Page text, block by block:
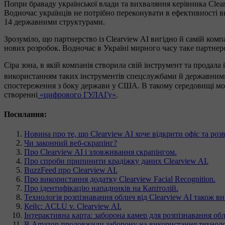
Попри браваду української влади та вихваляння керівника
Водночас українців не потрібно переконувати в
14 державними структурами.
Зрозуміло, що партнерство із Clearview AI вигідно й самій
нових розробок. Водночас в Україні мирного часу таке
Сіра зона, в якій компанія створила свій інструмент та
використанням таких інструментів спецслужбами й
спостереження з боку держави у США. В такому середовищі
створенні «цифрового ГУЛАГу».
Посилання:
Новина про те, що Clearview AI хоче відкрити офіс та
Чи законний веб-скрапінг?
Про Clearview AI і зловживання скрапінгом.
Про спроби припинити крадіжку даних Clearview AI.
BuzzFeed про Clearview AI.
Про використання додатку Clearview Facial Recognition.
Про ідентифікацію нападників на Капітолій.
Технологія розпізнавання облич від Clearview AI також
Кейс: ACLU v. Clearview AI.
Інтерактивна карта: заборона камер для розпізнавання